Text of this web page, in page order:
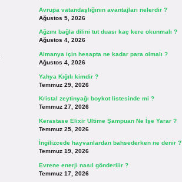
Avrupa vatandaşlığının avantajları nelerdir ?
Ağustos 5, 2026
Ağzını bağla dilini tut duası kaç kere okunmalı ?
Ağustos 4, 2026
Almanya için hesapta ne kadar para olmalı ?
Ağustos 4, 2026
Yahya Kığılı kimdir ?
Temmuz 29, 2026
Kristal zeytinyağı boykot listesinde mi ?
Temmuz 27, 2026
Kerastase Elixir Ultime Şampuan Ne İşe Yarar ?
Temmuz 25, 2026
İngilizcede hayvanlardan bahsederken ne denir ?
Temmuz 19, 2026
Evrene enerji nasıl gönderilir ?
Temmuz 17, 2026